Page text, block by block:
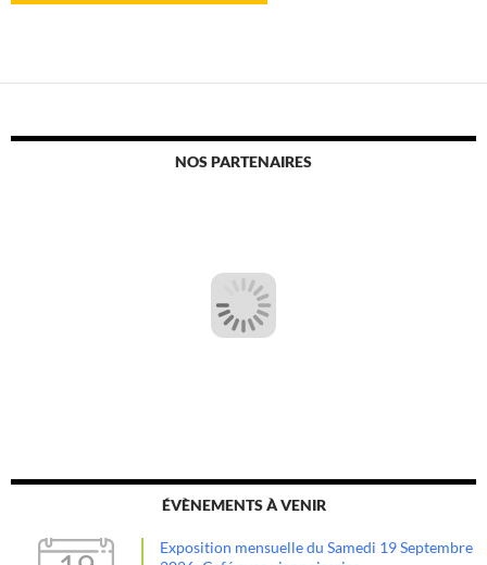
NOS PARTENAIRES
ÉVÈNEMENTS À VENIR
Exposition mensuelle du Samedi 19 Septembre